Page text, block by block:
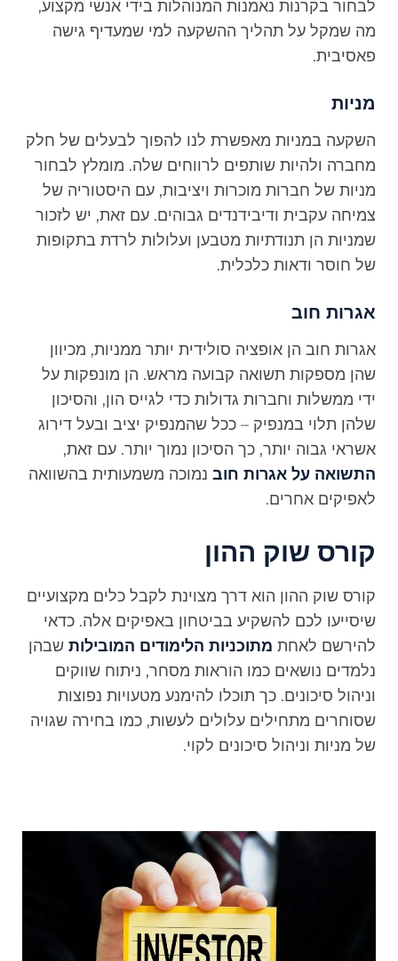
לבחור בקרנות נאמנות המנוהלות בידי אנשי מקצוע,
מה שמקל על תהליך ההשקעה למי שמעדיף גישה
פאסיבית.
מניות
השקעה במניות מאפשרת לנו להפוך לבעלים של חלק
מחברה ולהיות שותפים לרווחים שלה. מומלץ לבחור
מניות של חברות מוכרות ויציבות, עם היסטוריה של
צמיחה עקבית ודיבידנדים גבוהים. עם זאת, יש לזכור
שמניות הן תנודתיות מטבען ועלולות לרדת בתקופות
של חוסר ודאות כלכלית.
אגרות חוב
אגרות חוב הן אופציה סולידית יותר ממניות, מכיוון
שהן מספקות תשואה קבועה מראש. הן מונפקות על
ידי ממשלות וחברות גדולות כדי לגייס הון, והסיכון
שלהן תלוי במנפיק – ככל שהמנפיק יציב ובעל דירוג
אשראי גבוה יותר, כך הסיכון נמוך יותר. עם זאת,
התשואה על אגרות חובנמוכה משמעותית בהשוואה
לאפיקים אחרים.
קורס שוק ההון
קורס שוק ההון הוא דרך מצוינת לקבל כלים מקצועיים
שיסייעו לכם להשקיע בביטחון באפיקים אלה. כדאי
להירשם לאחתמתוכניות הלימודים המובילותשבהן
נלמדים נושאים כמו הוראות מסחר, ניתוח שווקים
וניהול סיכונים. כך תוכלו להימנע מטעויות נפוצות
שסוחרים מתחילים עלולים לעשות, כמו בחירה שגויה
של מניות וניהול סיכונים לקוי.